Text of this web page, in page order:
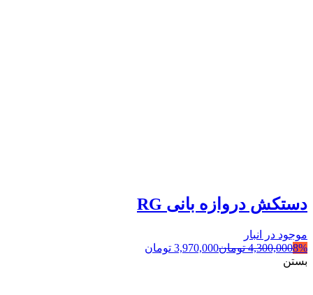
دستکش دروازه بانی RG
موجود در انبار
8%
4,300,000 تومان3,970,000 تومان
بستن